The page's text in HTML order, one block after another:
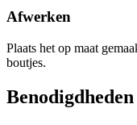
Afwerken
Plaats het op maat
boutjes.
Benodigdheden